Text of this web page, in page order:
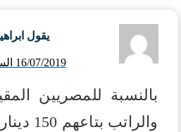
يقول
16/07/2019 الساعة 8:34 ص
بالنسبة للمصريين
والراتب بتاعهم 150 دينار